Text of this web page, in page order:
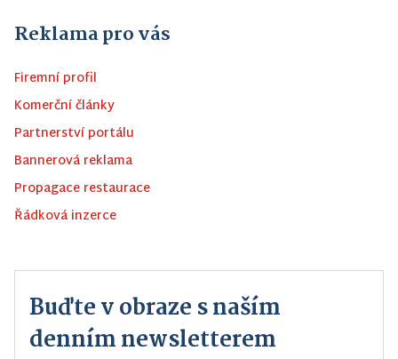
Reklama pro vás
Firemní profil
Komerční články
Partnerství portálu
Bannerová reklama
Propagace restaurace
Řádková inzerce
Buďte v obraze s naším
denním newsletterem